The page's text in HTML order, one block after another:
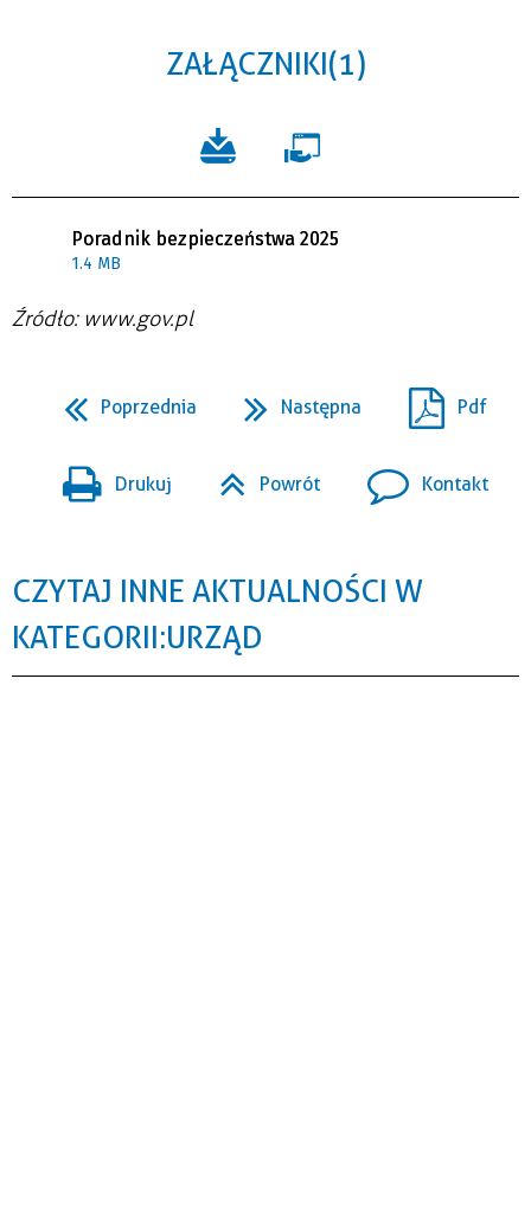
ZAŁĄCZNIKI (1)
Poradnik bezpieczeństwa 2025
1.4 MB
Źródło: www.gov.pl
Poprzednia Następna Pdf
Drukuj Powrót Kontakt
CZYTAJ INNE AKTUALNOŚCI W
KATEGORII: URZĄD